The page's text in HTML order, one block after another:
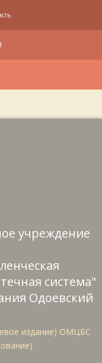
учреждение
система"
Одоевский
издание) ОМЦБС